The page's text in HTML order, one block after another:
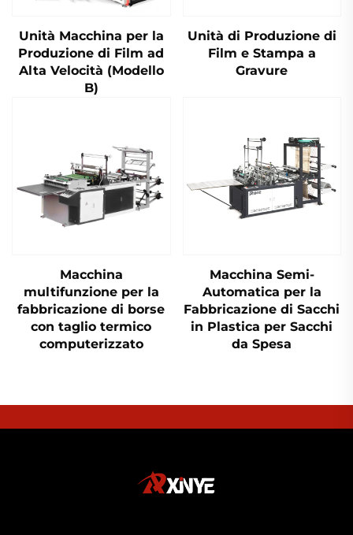
Unità Macchina per la
Produzione di Film ad
Alta Velocità (Modello
B)
Unità di Produzione di
Film e Stampa a
Gravure
Macchina
multifunzione per la
fabbricazione di borse
con taglio termico
computerizzato
Macchina Semi-
Automatica per la
Fabbricazione di Sacchi
in Plastica per Sacchi
da Spesa